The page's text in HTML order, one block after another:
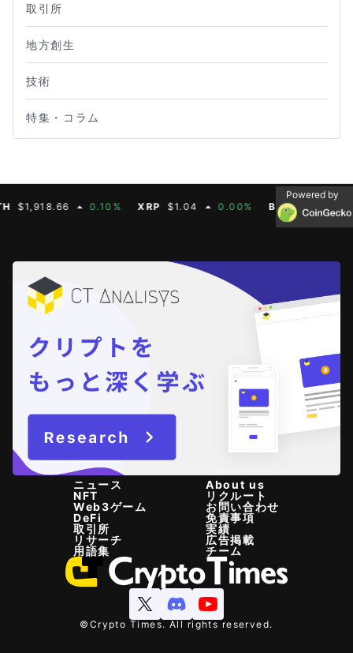
取引所
地方創生
技術
特集・コラム
0.10% XRP $1.04 0.00% BNB $603.91
Powered by
ニュース
NFT
Web3ゲーム
DeFi
取引所
リサーチ
用語集
About us
リクルート
お問い合わせ
免責事項
実績
広告掲載
チーム
©Crypto Times. All rights reserved.